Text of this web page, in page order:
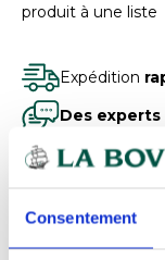
Consentement
produit à une liste
Expédition
Des experts
Paiement